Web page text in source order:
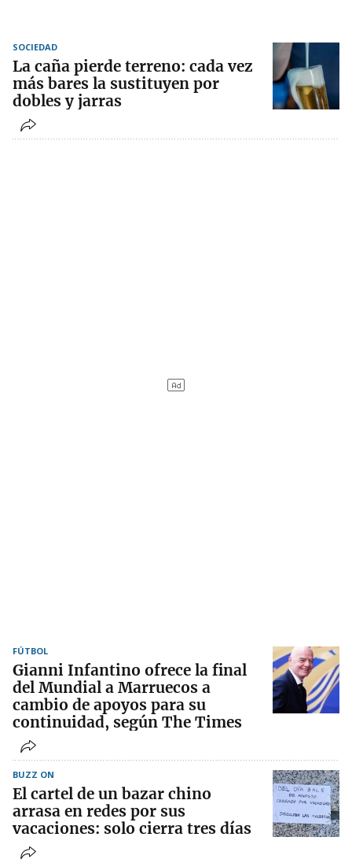
SOCIEDAD
La caña pierde terreno: cada vez
más bares la sustituyen por
dobles y jarras
FÚTBOL
Gianni Infantino ofrece la final
del Mundial a Marruecos a
cambio de apoyos para su
continuidad, según The Times
BUZZ ON
El cartel de un bazar chino
arrasa en redes por sus
vacaciones: solo cierra tres días